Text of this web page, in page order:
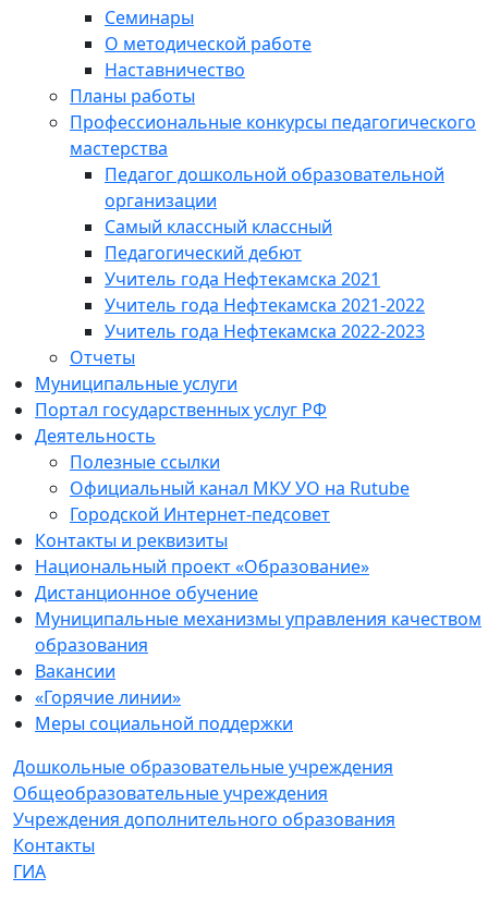
Семинары
О методической работе
Наставничество
Планы работы
Профессиональные конкурсы педагогического
мастерства
Педагог дошкольной образовательной
организации
Самый классный классный
Педагогический дебют
Учитель года Нефтекамска 2021
Учитель года Нефтекамска 2021-2022
Учитель года Нефтекамска 2022-2023
Отчеты
Муниципальные услуги
Портал государственных услуг РФ
Деятельность
Полезные ссылки
Официальный канал МКУ УО на Rutube
Городской Интернет-педсовет
Контакты и реквизиты
Национальный проект «Образование»
Дистанционное обучение
Муниципальные механизмы управления качеством
образования
Вакансии
«Горячие линии»
Меры социальной поддержки
Дошкольные образовательные учреждения
Общеобразовательные учреждения
Учреждения дополнительного образования
Контакты
ГИА